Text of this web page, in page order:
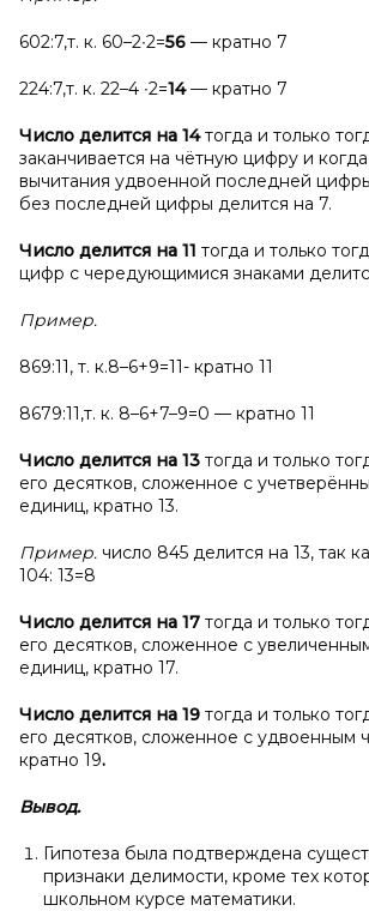
602:7,т. к. 60–2∙2=56 — кратно 7
224:7,т. к. 22–4 ∙2=14— кратно 7
Число делится на 14тогда и только
заканчивается на чётную цифру и когда
вычитания удвоенной последней
без последней цифры делится на 7.
Число делится на 11 тогда и только
цифр с чередующимися знаками
Пример.
869:11, т. к.8–6+9=11- кратно 11
8679:11,т. к. 8–6+7–9=0 — кратно 11
Число делится на 13 тогда и только
его десятков, сложенное с
единиц, кратно 13.
Пример. число 845 делится на 13, так
104: 13=8
Число делится на 17 тогда и только
его десятков, сложенное с
единиц, кратно 17.
Число делится на 19 тогда и только
его десятков, сложенное с удвоенным
кратно 19.
Вывод.
Гипотеза была подтверждена
признаки делимости, кроме тех
школьном курсе математики.